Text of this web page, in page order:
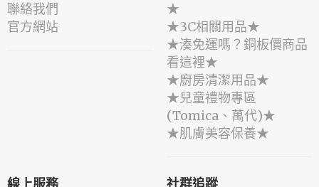
聯絡我們
官方網站
★
★3C相關用品★
★湊免運嗎？銅板價商品
看這裡★
★廚房清潔用品★
★兒童禮物專區
(Tomica、萬代)★
★肌膚美容保養★